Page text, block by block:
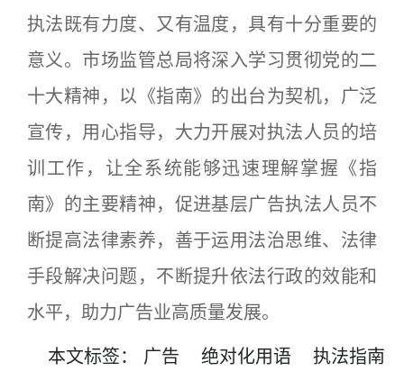
执法既有力度、又有温度，具有十分重要的
意义。市场监管总局将深入学习贯彻党的二
十大精神，以《指南》的出台为契机，广泛
宣传，用心指导，大力开展对执法人员的培
训工作，让全系统能够迅速理解掌握《指
南》的主要精神，促进基层广告执法人员不
断提高法律素养，善于运用法治思维、法律
手段解决问题，不断提升依法行政的效能和
水平，助力广告业高质量发展。
本文标签： 广告 绝对化用语 执法指南